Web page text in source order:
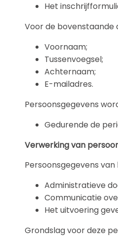
Het
Voor de bovenstaande
Voornaam;
Tussenvoegsel;
Achternaam;
E-mailadres.
Persoonsgegevens
Gedurende de
Verwerking van
Persoonsgegevens
Administratieve
Communicatie
Het uitvoering
Grondslag voor deze